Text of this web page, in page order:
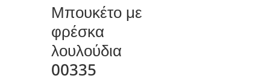
Μπουκέτο με
φρέσκα
λουλούδια
00335